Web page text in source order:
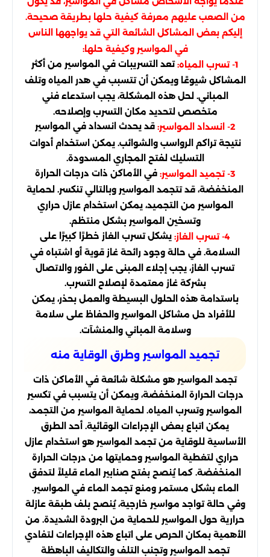
من الصعب عليهم معرفة كيفية حلها بطريقة صحيحة.
إليكم بعض المشاكل الشائعة التي قد يواجهها الناس
في المواسير وكيفية حلها:
1- تسرب المياه:
تعد التسريبات في المواسير من أكثر
المشاكل شيوعًا ويمكن أن تتسبب في هدر المياه وتلف
المباني. لحل هذه المشكلة، يجب استدعاء فني
متخصص لتحديد مكان التسرب وإصلاحه.
2- انسداد المواسير:
قد يحدث انسداد في المواسير
نتيجة تراكم الرواسب والشوائب. يمكن استخدام أدوات
التسليك لفتح المجاري المسدودة.
3- تجميد المواسير:
في الأماكن ذات درجات الحرارة
المنخفضة، قد تتجمد المواسير وبالتالي تنكسر. لحماية
المواسير من التجميد، يمكن استخدام عازل حراري
وتسخين المواسير بشكل منتظم.
4- تسرب الغاز:
يشكل تسرب الغاز خطرًا كبيرًا على
السلامة. في حالة وجود رائحة غاز قوية أو اشتباه في
تسرب الغاز، يجب إجلاء المبنى على الفور والاتصال
بشركة غاز معتمدة لإصلاح التسرب.
باستدامة هذه الحلول البسيطة والعمل بحذر، يمكن
للأفراد حل مشاكل المواسير والحفاظ على سلامة
وسلامة المباني والمنشآت.
تجميد المواسير وطرق الوقاية منه
تجمد المواسير هو مشكلة شائعة في الأماكن ذات
درجات الحرارة المنخفضة، ويمكن أن يتسبب في تكسير
المواسير وتسرب المياه. لحماية المواسير من التجمد،
يمكن اتباع بعض الإجراءات الوقائية. أحد الطرق
الأساسية للوقاية من تجمد المواسير هو استخدام عازل
حراري لتغطية المواسير وحمايتها من درجات الحرارة
المنخفضة. كما يُنصح بفتح صنابير الماء قليلاً لتدفق
الماء بشكل مستمر ومنع تجمد الماء في المواسير.
وفي حالة تواجد مواسير خارجية، يُنصح بلف طبقة عازلة
حرارية حول المواسير للحماية من البرودة الشديدة. من
الأهمية بمكان الحرص على اتباع هذه الإجراءات لتفادي
تجمد المواسير وتجنب التلف والتكاليف الباهظة